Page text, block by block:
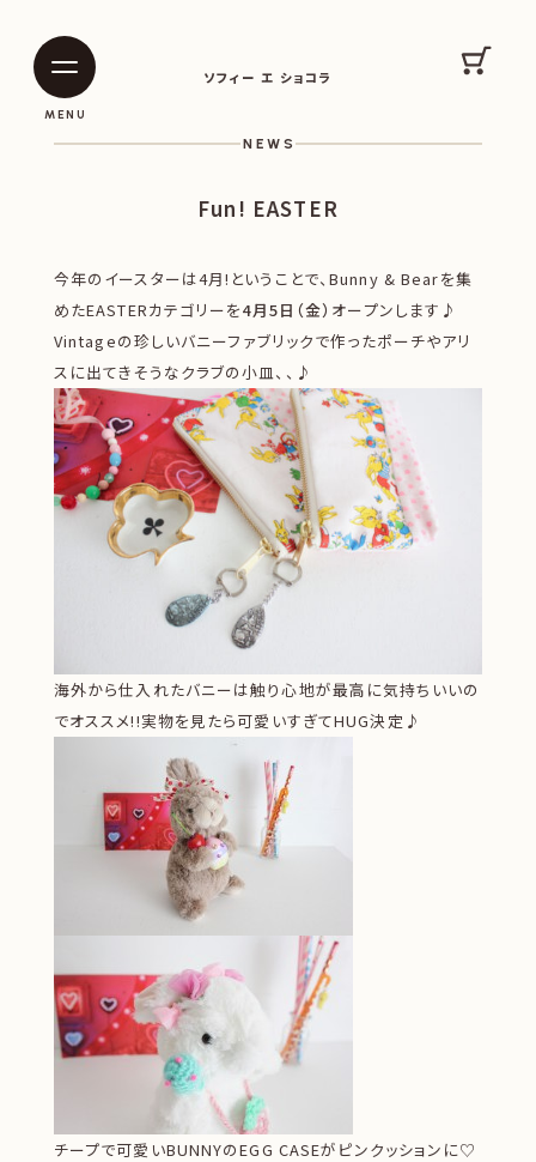
ソフィー エ ショコラ
MENU
カー
NEWS
Fun! EASTER
今年のイースターは4月!ということで、Bunny & Bearを集
めたEASTERカテゴリーを4月5日（金） オープンします♪
Vintageの珍しいバニーファブリックで作ったポーチやアリ
スに出てきそうなクラブの小皿、、♪
海外から仕入れたバニーは触り心地が最高に気持ちいいの
でオススメ!!実物を見たら可愛いすぎてHUG決定♪
チープで可愛いBUNNYのEGG CASEがピンクッションに♡